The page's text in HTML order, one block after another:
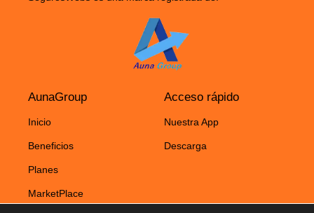
AunaGroup
Inicio
Beneficios
Planes
MarketPlace
Acceso rápido
Nuestra App
Descarga